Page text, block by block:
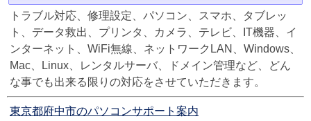
トラブル対応、修理設定、パソコン、スマホ、タブレッ
ト、データ救出、プリンタ、カメラ、テレビ、IT機器、イ
ンターネット、WiFi無線、ネットワークLAN、Windows、
Mac、Linux、レンタルサーバ、ドメイン管理など、どん
な事でも出来る限りの対応をさせていただきます。
東京都府中市のパソコンサポート案内